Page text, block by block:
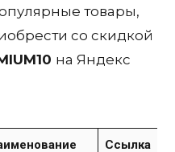
товары,
со скидкой
на Яндекс
Ссылка